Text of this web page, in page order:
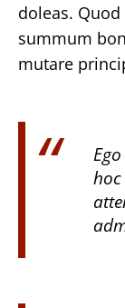
doleas.
summum
mutare